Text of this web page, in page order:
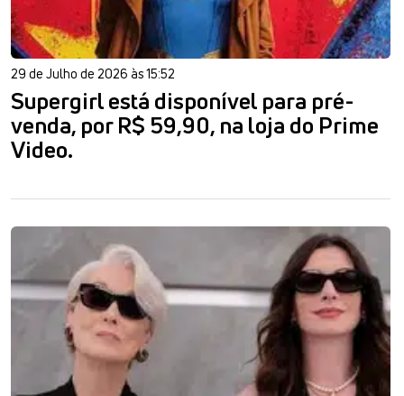
29 de Julho de 2026 às 15:52
Supergirl está disponível para pré-
venda, por R$ 59,90, na loja do Prime
Video.